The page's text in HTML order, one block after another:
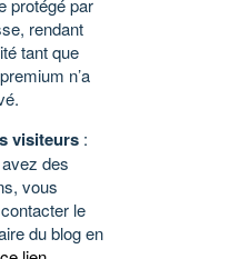
protégé par
rendant
tant que
n’a
visiteurs :
des
vous
le
du blog en